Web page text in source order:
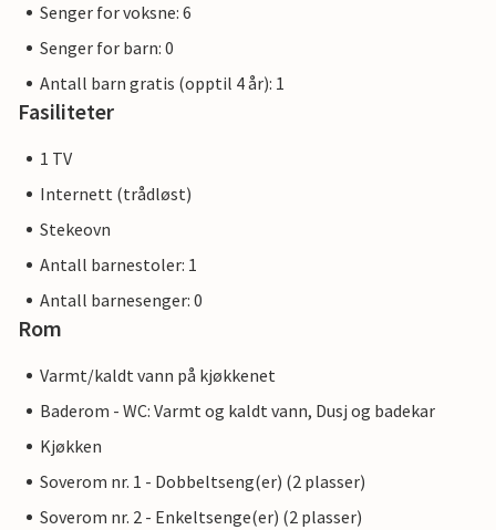
Senger for voksne: 6
Senger for barn: 0
Antall barn gratis (opptil 4 år): 1
Fasiliteter
1 TV
Internett (trådløst)
Stekeovn
Antall barnestoler: 1
Antall barnesenger: 0
Rom
Varmt/kaldt vann på kjøkkenet
Baderom - WC: Varmt og kaldt vann, Dusj og badekar
Kjøkken
Soverom nr. 1 - Dobbeltseng(er) (2 plasser)
Soverom nr. 2 - Enkeltsenge(er) (2 plasser)